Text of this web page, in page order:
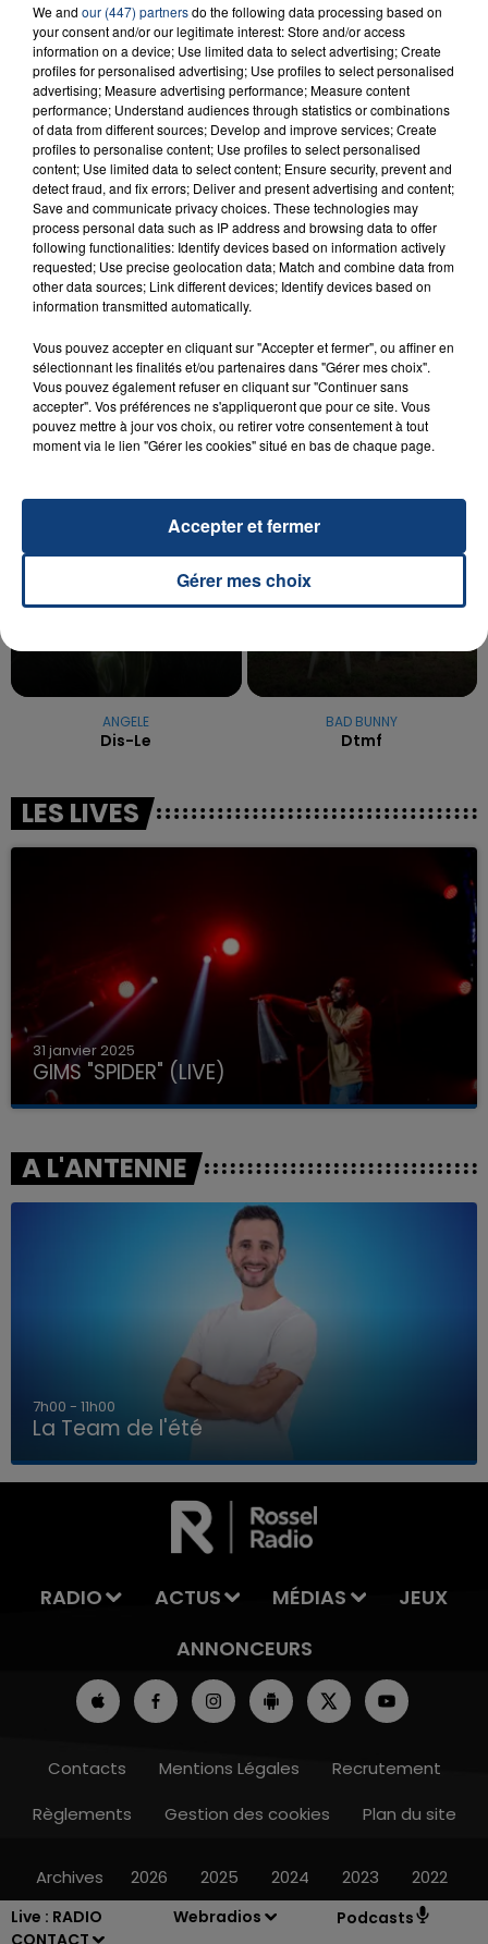
Live : RADIO
CONTACT
Webradios Podcasts
LA TEAM DE L'ÉTÉ
23 juillet 2026
INCENDIE MORTEL À LENS : UNE FEMME ET
SON BÉBÉ ENTRE LA VIE ET LA...
Un homme s'est immolé par le feu après avoir
aspergé sa compagne et leur bébé de trois mois
d'un liquide inflammable.
20 juillet 2026
UNE ADOLESCENTE DEVANT SE FAIRE
La famille a porté plainte contre la clinique qui a
reconnu sa responsabilité et présenté ses
excuses.
TITRES DIFFUSÉS
5h25
5h25
ANGELE
Dis-Le
5h23
5h23
BAD BUNNY
Dtmf
LES LIVES
31 janvier 2025
GIMS "SPIDER" (LIVE)
A L'ANTENNE
7h00 - 11h00
La Team de l'été
RADIO ACTUS MÉDIAS
JEUX
ANNONCEURS
Contacts Mentions Légales
Recrutement
Règlements
Gestion des cookies Plan du site
Archives 2026 2025 2024 2023 2022
We and our (447) partnersdo the following data processing based on
your consent and/or our legitimate interest: Store and/or access
information on a device; Use limited data to select advertising; Create
profiles for personalised advertising; Use profiles to select personalised
advertising; Measure advertising performance; Measure content
performance; Understand audiences through statistics or combinations
of data from different sources; Develop and improve services; Create
profiles to personalise content; Use profiles to select personalised
content; Use limited data to select content; Ensure security, prevent and
detect fraud, and fix errors; Deliver and present advertising and content;
Save and communicate privacy choices. These technologies may
process personal data such as IP address and browsing data to offer
following functionalities: Identify devices based on information actively
requested; Use precise geolocation data; Match and combine data from
other data sources; Link different devices; Identify devices based on
information transmitted automatically.
Vous pouvez accepter en cliquant sur "Accepter et fermer", ou affiner en
sélectionnant les finalités et/ou partenaires dans "Gérer mes choix".
Vous pouvez également refuser en cliquant sur "Continuer sans
accepter". Vos préférences ne s'appliqueront que pour ce site. Vous
pouvez mettre à jour vos choix, ou retirer votre consentement à tout
moment via le lien "Gérer les cookies" situé en bas de chaque page.
Gérer mes choix
Accepter et fermer